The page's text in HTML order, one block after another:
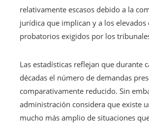
relativamente escasos debido a la
jurídica que implican y a los elevados
probatorios exigidos por los
Las estadísticas reflejan que durante
décadas el número de demandas
comparativamente reducido. Sin
administración considera que existe
mucho más amplio de situaciones